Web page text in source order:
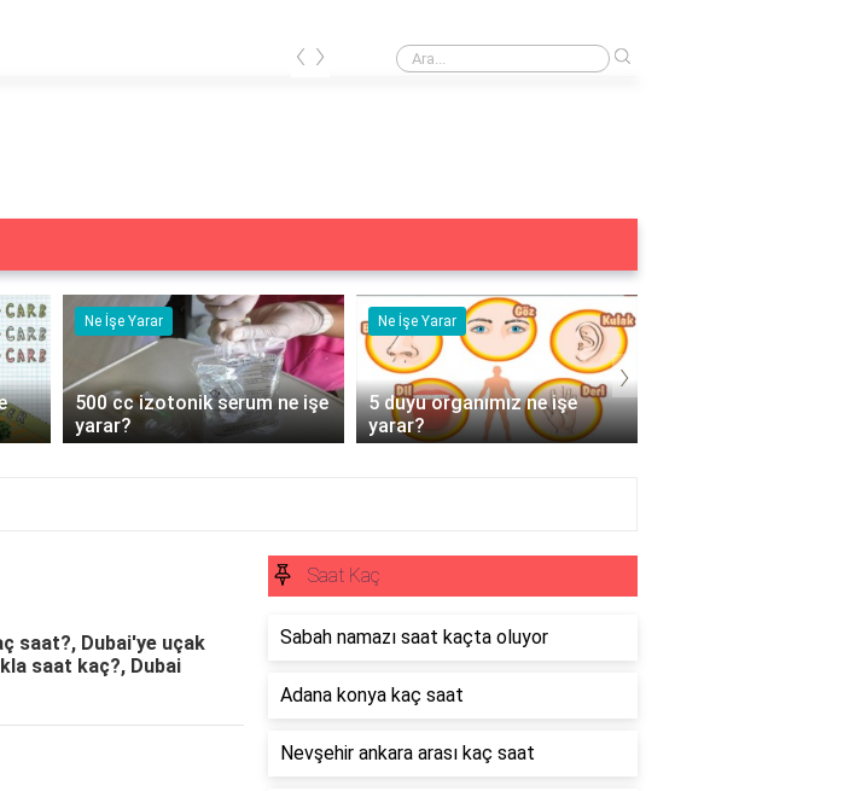
Altıncı his ne anlama gelir?
‹ ›
Ne İşe Yarar
500 cc izotonik serum ne işe
yarar?
Ne İşe Yarar
5 duyu organımız ne işe
yarar?
›
saat?, Dubai'ye uçak
saat kaç?, Dubai
Saat Kaç
Sabah namazı saat kaçta oluyor
Adana konya kaç saat
Nevşehir ankara arası kaç saat